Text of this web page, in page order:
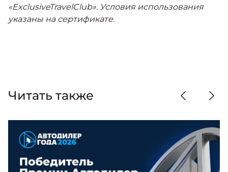
Москвич 8
Страховые программы
«ExclusiveTravelClub». Условия использования
указаны на сертификате.
Читать также